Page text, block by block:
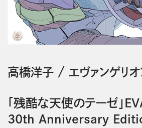
高橋洋子/ エヴァンゲリ
「残酷な天使のテーゼ」
30th Anniversary